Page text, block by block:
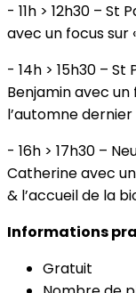
- 11h > 12h30 –
avec un focus sur
- 14h > 15h30 –
Benjamin avec
l’automne dernier
- 16h > 17h30 –
Catherine avec
& l’accueil de la
Informations
Gratuit